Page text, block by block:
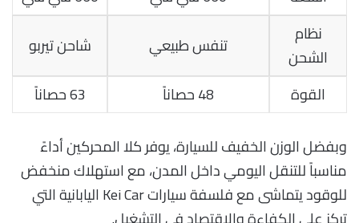
نظام
الشحن
تنفس طبيعي
شاحن تيربو
القوة
48 حصاناً
63 حصاناً
وبفضل الوزن الخفيف للسيارة، يوفر كلا المحركين أداءً
مناسباً للتنقل اليومي داخل المدن، مع استهلاك منخفض
للوقود يتماشى مع فلسفة سيارات Kei Car اليابانية التي